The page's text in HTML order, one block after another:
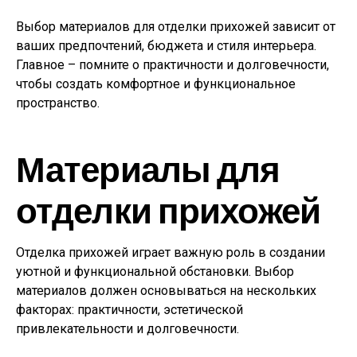
Выбор материалов для отделки прихожей зависит от
ваших предпочтений, бюджета и стиля интерьера.
Главное – помните о практичности и долговечности,
чтобы создать комфортное и функциональное
пространство.
Материалы для
отделки прихожей
Отделка прихожей играет важную роль в создании
уютной и функциональной обстановки. Выбор
материалов должен основываться на нескольких
факторах: практичности, эстетической
привлекательности и долговечности.